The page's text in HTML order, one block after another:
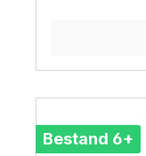
Bestand 6+